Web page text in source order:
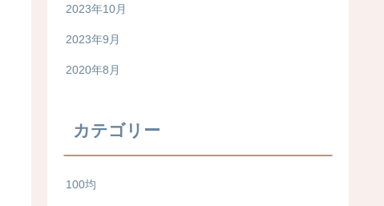
2023年10月
2023年9月
2020年8月
カテゴリー
100均